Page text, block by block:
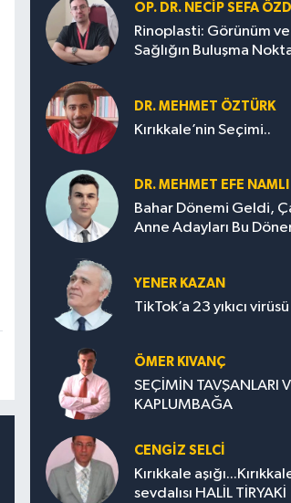
OP. DR. NECIP SEFA
Rinoplasti: Görünüm ve
Sağlığın Buluşma
DR. MEHMET ÖZTÜRK
Kırıkkale’nin Seçimi..
DR. MEHMET EFE NAMLI
Bahar Dönemi Geldi,
Anne Adayları Bu
YENER KAZAN
TikTok’a 23 yıkıcı
ÖMER KIVANÇ
SEÇİMİN TAVŞANLARI
KAPLUMBAĞA
CENGİZ SELCİ
Kırıkkale
sevdalısı HALİL TİRYAKİ